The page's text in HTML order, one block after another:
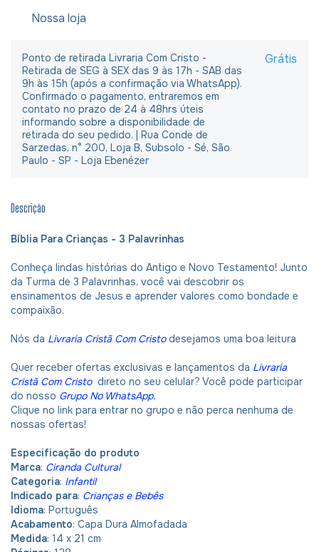
Nossa loja
Ponto de retirada Livraria Com Cristo -
Retirada de SEG à SEX das 9 às 17h - SAB das
9h às 15h (após a confirmação via WhatsApp).
Confirmado o pagamento, entraremos em
contato no prazo de 24 à 48hrs úteis
informando sobre a disponibilidade de
retirada do seu pedido. | Rua Conde de
Sarzedas, n° 200, Loja B, Subsolo - Sé, São
Paulo - SP - Loja Ebenézer
Grátis
Descrição
Bíblia Para Crianças - 3 Palavrinhas
Conheça lindas histórias do Antigo e Novo Testamento! Junto
da Turma de 3 Palavrinhas, você vai descobrir os
ensinamentos de Jesus e aprender valores como bondade e
compaixão.
Nós da Livraria Cristã Com Cristodesejamos uma boa leitura
Quer receber ofertas exclusivas e lançamentos da Livraria
Cristã Com Cristo direto no seu celular? Você pode participar
do nosso Grupo No WhatsApp.
Clique no link para entrar no grupo e não perca nenhuma de
nossas ofertas!
Especificação do produto
Marca: Ciranda Cultural
Categoria: Infantil
Indicado para: Crianças e Bebês
Idioma: Português
Acabamento: Capa Dura Almofadada
Medida: 14 x 21 cm